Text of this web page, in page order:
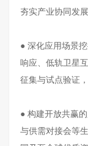
夯实产业协同发展
● 深化应用场景
响应、低轨卫星
征集与试点验证，
● 构建开放共赢
与供需对接会等